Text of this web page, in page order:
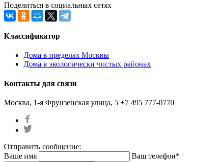
Поделиться в социальных сетях
Классификатор
Дома в пределах Москвы
Дома в экологически чистых районах
Контакты для связи
Москва, 1-я Фрунзенская улица, 5 +7 495 777-0770
Отправить сообщение:
Ваше имя
Ваш телефон*